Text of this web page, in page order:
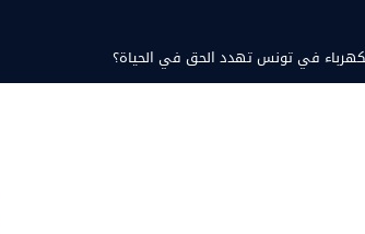
في تونس تهدد الحق في الحياة؟